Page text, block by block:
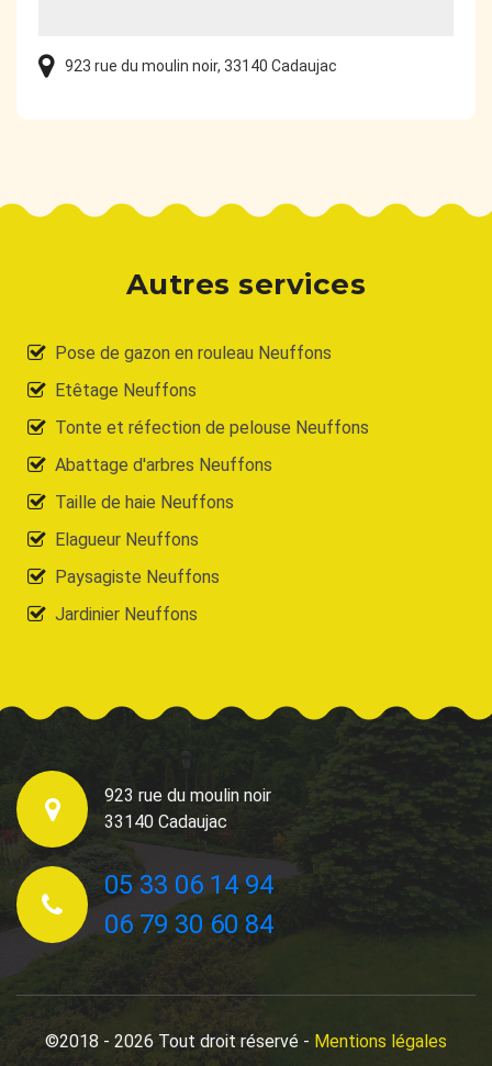
923 rue du moulin noir, 33140 Cadaujac
Autres services
Pose de gazon en rouleau Neuffons
Etêtage Neuffons
Tonte et réfection de pelouse Neuffons
Abattage d'arbres Neuffons
Taille de haie Neuffons
Elagueur Neuffons
Paysagiste Neuffons
Jardinier Neuffons
923 rue du moulin noir
33140 Cadaujac
05 33 06 14 94
06 79 30 60 84
©2018 - 2026 Tout droit réservé - Mentions légales